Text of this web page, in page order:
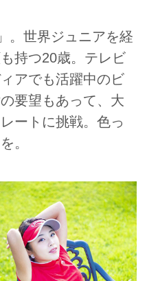
。世界ジュニアを経
持つ20歳。テレビ
アでも活躍中のビ
要望もあって、大
ートに挑戦。色っ
。